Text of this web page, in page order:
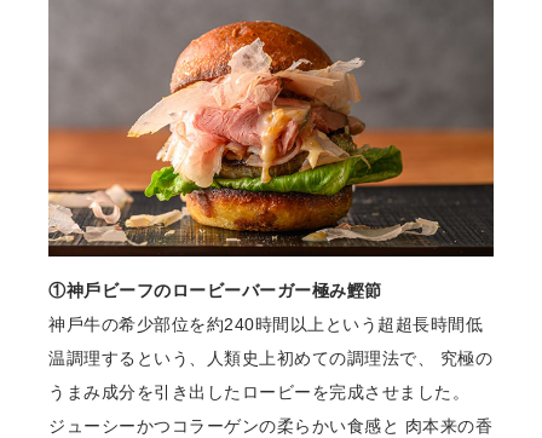
①神⼾ビーフのロービーバーガー極み鰹節
神⼾⽜の希少部位を約240時間以上という超超⻑時間低
温調理するという、⼈類史上初めての調理法で、 究極の
うまみ成分を引き出したロービーを完成させました。
ジューシーかつコラーゲンの柔らかい⾷感と ⾁本来の⾹